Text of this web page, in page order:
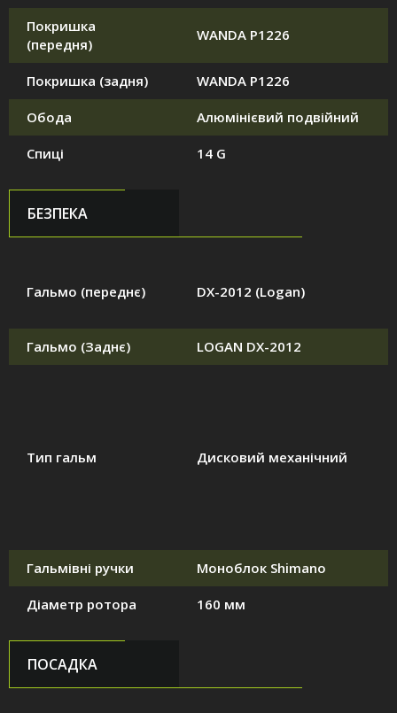
Покришка
(передня)
WANDA P1226
Покришка (задня) WANDA P1226
Обода Алюмінієвий подвійний
Спиці 14 G
БЕЗПЕКА
Гальмо (переднє) DX-2012 (Logan)
Гальмо (Заднє) LOGAN DX-2012
Тип гальм Дисковий механічний
Гальмівні ручки Моноблок Shimano
Діаметр ротора 160 мм
ПОСАДКА